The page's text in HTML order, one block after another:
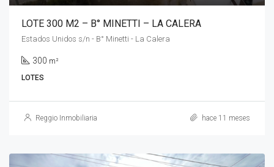
LOTE 300 M2 – B° MINETTI – LA CALERA
Estados Unidos s/n - B° Minetti - La Calera
300 m²
LOTES
Reggio Inmobiliaria hace 11 meses